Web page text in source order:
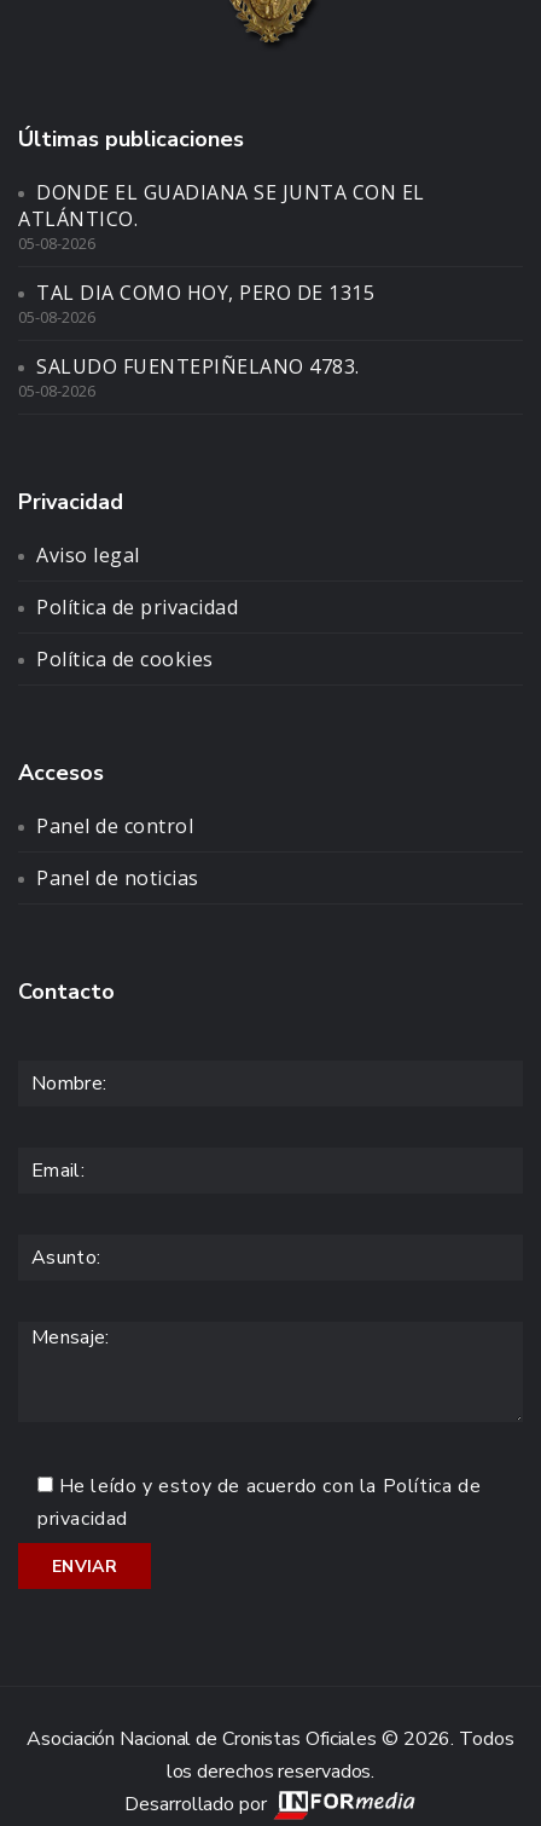
Últimas publicaciones
DONDE EL GUADIANA SE JUNTA CON EL
ATLÁNTICO.
05-08-2026
TAL DIA COMO HOY, PERO DE 1315
05-08-2026
SALUDO FUENTEPIÑELANO 4783.
05-08-2026
Privacidad
Aviso legal
Política de privacidad
Política de cookies
Accesos
Panel de control
Panel de noticias
Contacto
He leído y estoy de acuerdo con la Política de
privacidad
Asociación Nacional de Cronistas Oficiales © 2026. Todos
los derechos reservados.
Desarrollado por